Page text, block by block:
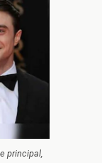
principal,